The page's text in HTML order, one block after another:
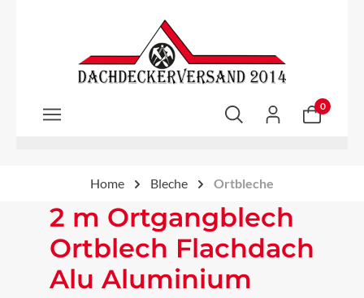
Zum Hauptinhalt springen
0
Home Bleche Ortbleche
2 m Ortgangblech
Ortblech Flachdach
Alu Aluminium